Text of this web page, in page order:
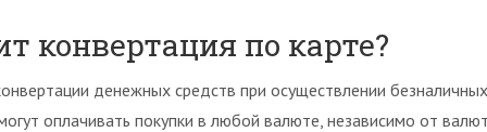
конвертация по карте?
денежных средств при осуществлении
оплачивать покупки в любой валюте, независимо от